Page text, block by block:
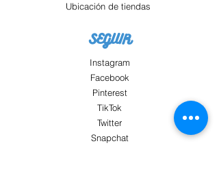
Ubicación de tiendas
SEGUIR
Instagram
Facebook
Pinterest
TikTok
Twitter
Snapchat